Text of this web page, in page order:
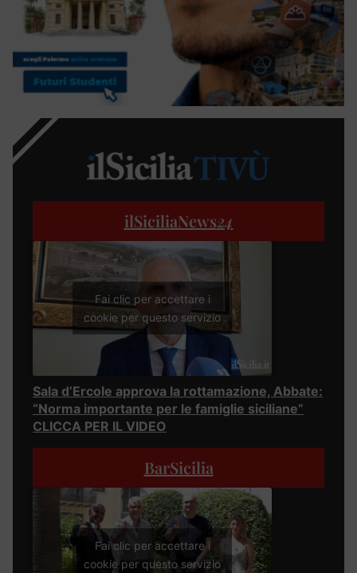
ilSiciliaNews24
Fai clic per accettare i
cookie per questo servizio
Sala d’Ercole approva la rottamazione, Abbate:
“Norma importante per le famiglie siciliane”
CLICCA PER IL VIDEO
BarSicilia
Fai clic per accettare i
cookie per questo servizio